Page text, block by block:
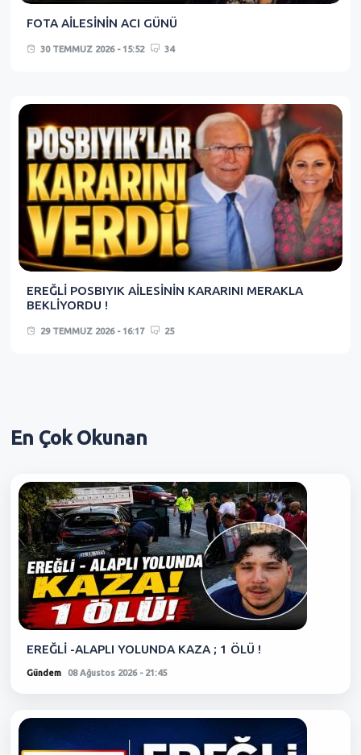
FOTA AİLESİNİN ACI GÜNÜ
30 TEMMUZ 2026 - 15:52 34
EREĞLİ POSBIYIK AİLESİNİN KARARINI MERAKLA
BEKLİYORDU !
29 TEMMUZ 2026 - 16:17 25
En ÇokOkunan
EREĞLİ -ALAPLI YOLUNDA KAZA ; 1 ÖLÜ !
Gündem 08 Ağustos 2026 - 21:45